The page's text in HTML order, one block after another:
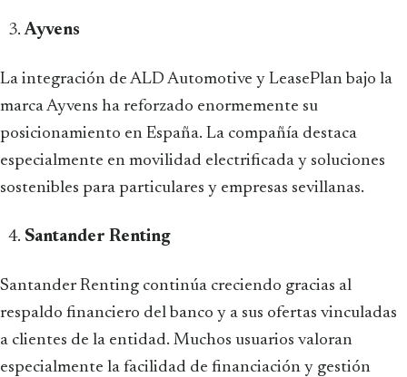
Ayvens
La integración de ALD Automotive y LeasePlan bajo la
marca Ayvens ha reforzado enormemente su
posicionamiento en España. La compañía destaca
especialmente en movilidad electrificada y soluciones
sostenibles para particulares y empresas sevillanas.
Santander Renting
Santander Renting continúa creciendo gracias al
respaldo financiero del banco y a sus ofertas vinculadas
a clientes de la entidad. Muchos usuarios valoran
especialmente la facilidad de financiación y gestión